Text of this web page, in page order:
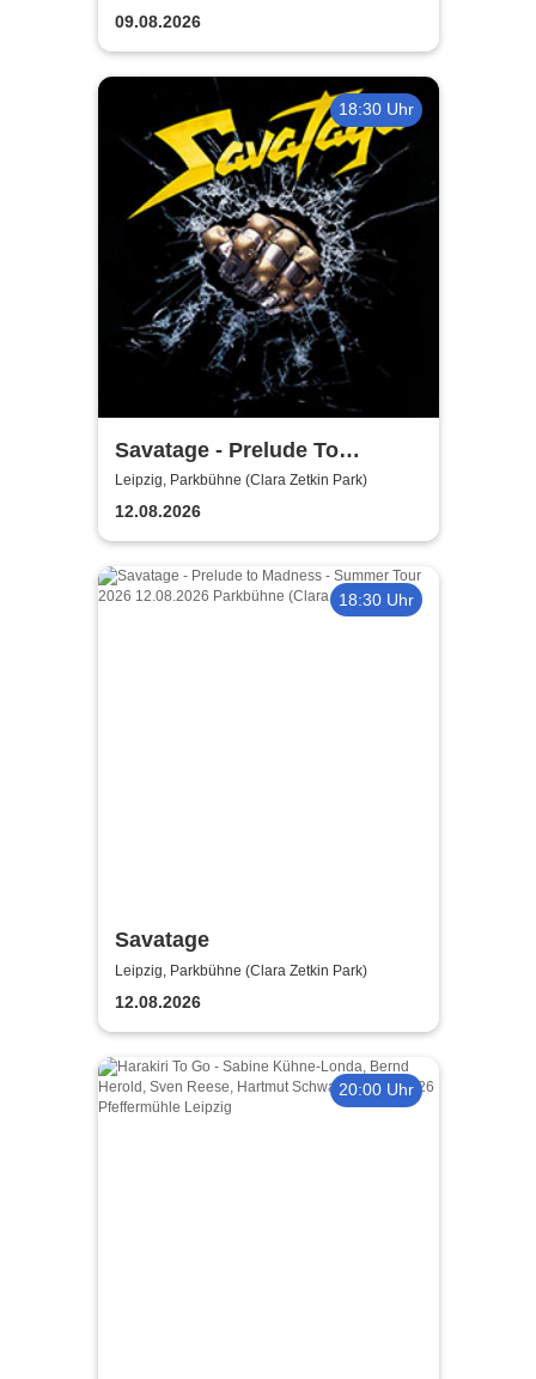
09.08.2026
18:30 Uhr
Savatage - Prelude To
Madness - Summer Tour 2026
Leipzig, Parkbühne (Clara Zetkin Park)
12.08.2026
18:30 Uhr
Savatage
Leipzig, Parkbühne (Clara Zetkin Park)
12.08.2026
20:00 Uhr